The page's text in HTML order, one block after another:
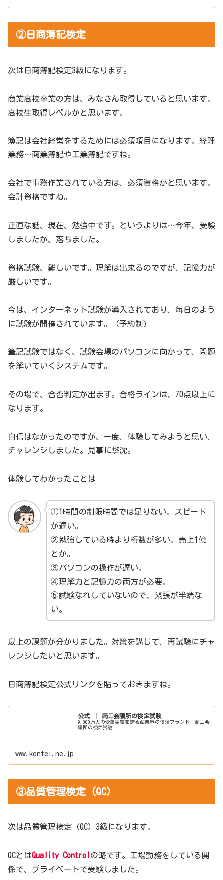
②日商簿記検定
次は日商簿記検定3級になります。
商業高校卒業の方は、みなさん取得していると思います。
高校生取得レベルかと思います。
簿記は会社経営をするためには必須項目になります。経理
業務…商業簿記や工業簿記ですね。
会社で事務作業されている方は、必須資格かと思います。
会計資格ですね。
正直な話、現在、勉強中です。というよりは…今年、受験
しましたが、落ちました。
資格試験、難しいです。理解は出来るのですが、記憶力が
厳しいです。
今は、インターネット試験が導入されており、毎日のよう
に試験が開催されています。（予約制）
筆記試験ではなく、試験会場のパソコンに向かって、問題
を解いていくシステムです。
その場で、合否判定が出ます。合格ラインは、70点以上に
なります。
自信はなかったのですが、一度、体験してみようと思い、
チャレンジしました。見事に撃沈。
体験してわかったことは
①1時間の制限時間では足りない。スピード
が遅い。
②勉強している時より桁数が多い。売上1億
とか。
③パソコンの操作が遅い。
④理解力と記憶力の両方が必要。
⑤試験なれしていないので、緊張が半端な
い。
以上の課題が分かりました。対策を講じて、再試験にチャ
レンジしたいと思います。
日商簿記検定公式リンクを貼っておきますね。
公式 ｜ 商工会議所の検定試験
9,000万人の受験実績を誇る産業界の信頼ブランド 商工会
議所の検定試験
www.kentei.ne.jp
③品質管理検定（QC）
次は品質管理検定（QC）3級になります。
QCとはQuality Control の略です。工場勤務をしている関
係で、プライベートで受験しました。